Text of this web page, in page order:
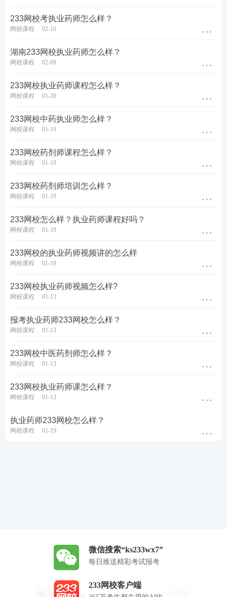
233网校考执业药师怎么样？
网校课程 02-10
湖南233网校执业药师怎么样？
网校课程 02-09
233网校执业药师课程怎么样？
网校课程 01-20
233网校中药执业师怎么样？
网校课程 01-19
233网校药剂师课程怎么样？
网校课程 01-19
233网校药剂师培训怎么样？
网校课程 01-19
233网校怎么样？执业药师课程好吗？
网校课程 01-19
233网校的执业药师视频讲的怎么样
网校课程 01-19
233网校执业药师视频怎么样?
网校课程 01-13
报考执业药师233网校怎么样？
网校课程 01-13
233网校中医药剂师怎么样？
网校课程 01-13
233网校执业药师课怎么样？
网校课程 01-13
执业药师233网校怎么样？
网校课程 01-19
微信搜索“ks233wx7”
每日推送精彩考试报考
233网校客户端